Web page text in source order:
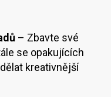
– Zbavte své
se opakujících
kreativnější